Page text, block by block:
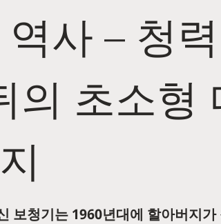
사 – 청
의 초소형
보청기는 1960년대에 할아버지